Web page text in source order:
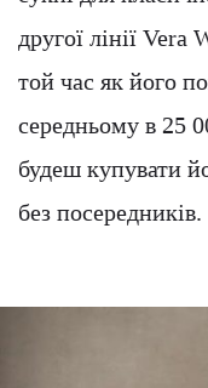
другої лінії Vera
той час як його
середньому в 25
будеш купувати
без посередників.